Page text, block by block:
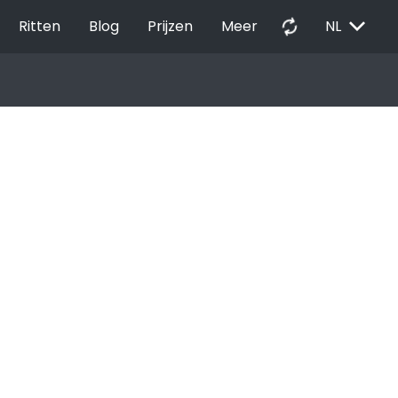
Ritten Blog Prijzen Meer autorenew NL EXPAND_MORE